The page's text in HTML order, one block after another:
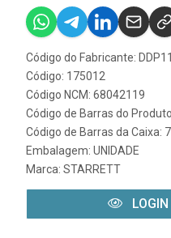
Código do Fabricante:
Código: 175012
Código NCM: 68042119
Código de Barras do
Código de Barras da Caixa:
Embalagem: UNIDADE
Marca: STARRETT